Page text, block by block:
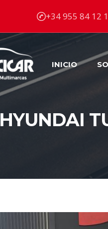
+34 955 84 12
INICIO
HYUNDAI